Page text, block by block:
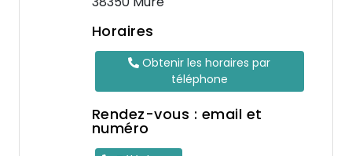
Horaires
Obtenir les horaires par
téléphone
Rendez-vous : email et
numéro